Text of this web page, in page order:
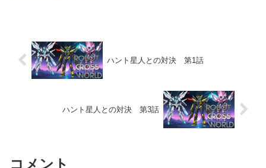
ハント星人との対決 第1話
ハント星人との対決 第3話
コメント